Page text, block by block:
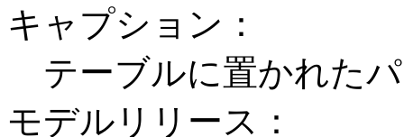
キャプション：
テーブルに置かれた
モデルリリース：